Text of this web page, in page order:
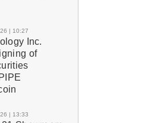
| 10:27
Inc.
of
| 13:33